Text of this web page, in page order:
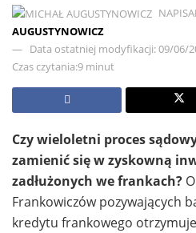
AUGUSTYNOWICZ
Data ostatniej modyfikacji: 09/06/
Czas czytania:9 minut
Czy wieloletni proces
zamienić się w zyskowną
zadłużonych we frankach?
Frankowiczów pozywających
kredytu frankowego otrzymuje